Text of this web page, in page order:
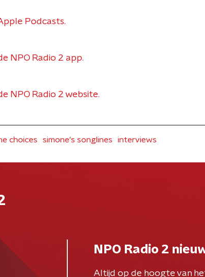
Podcasts.
NPO Radio 2 app.
NPO Radio 2 website.
choices simone's songlines interviews
NPO Radio 2
Altijd op de hoogte van